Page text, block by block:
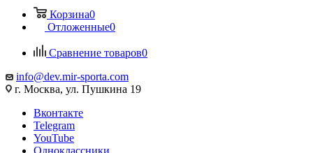
Корзина0
Отложенные0
Сравнение товаров0
info@dev.mir-sporta.com
г. Москва, ул. Пушкина 19
Вконтакте
Telegram
YouTube
Одноклассники